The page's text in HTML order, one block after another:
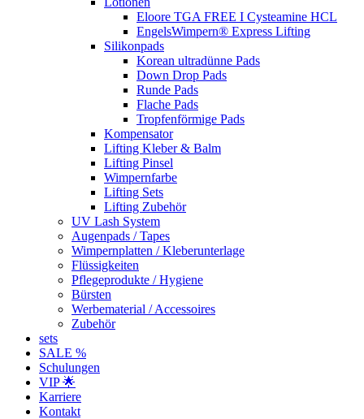
Eloore TGA FREE I Cysteamine HCL
EngelsWimpern® Express Lifting
Silikonpads
Korean ultradünne Pads
Down Drop Pads
Runde Pads
Flache Pads
Tropfenförmige Pads
Kompensator
Lifting Kleber & Balm
Lifting Pinsel
Wimpernfarbe
Lifting Sets
Lifting Zubehör
UV Lash System
Augenpads / Tapes
Wimpernplatten / Kleberunterlage
Flüssigkeiten
Pflegeprodukte / Hygiene
Bürsten
Werbematerial / Accessoires
Zubehör
sets
SALE %
Schulungen
VIP 🌟
Karriere
Kontakt